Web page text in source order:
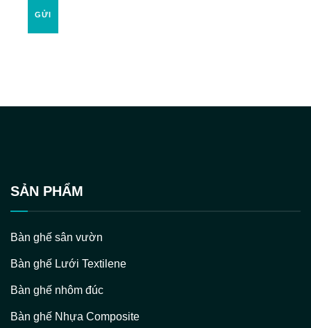
GỬI
SẢN PHẨM
Bàn ghế sân vườn
Bàn ghế Lưới Textilene
Bàn ghế nhôm đúc
Bàn ghế Nhựa Composite